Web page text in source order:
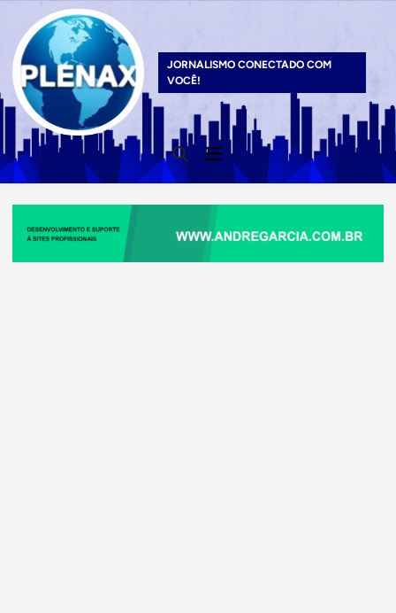
content
JORNALISMO CONECTADO COM
VOCÊ!
Open
Search
Main
Menu